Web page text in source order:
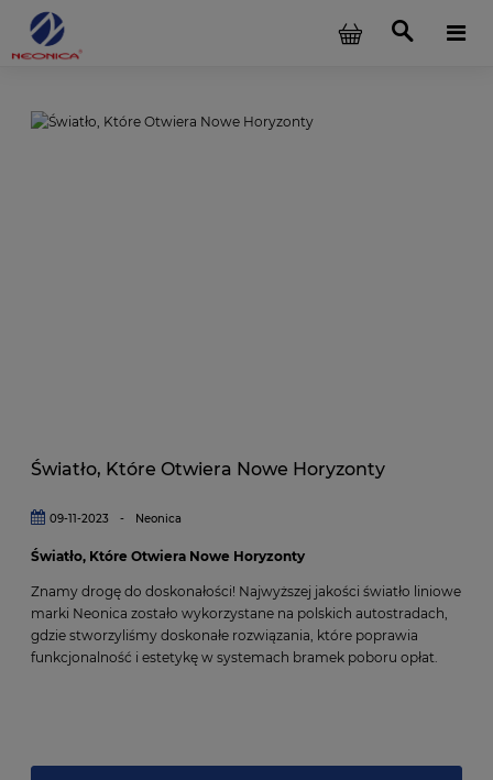
Światło, Które Otwiera Nowe Horyzonty
09-11-2023 - Neonica
Światło, Które Otwiera Nowe Horyzonty
Znamy drogę do doskonałości! Najwyższej jakości światło liniowe
marki Neonica zostało wykorzystane na polskich autostradach,
gdzie stworzyliśmy doskonałe rozwiązania, które poprawia
funkcjonalność i estetykę w systemach bramek poboru opłat.